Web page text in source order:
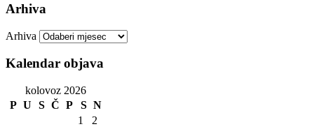
Arhiva
Arhiva
Kalendar objava
kolovoz 2026
P U S Č P S N
1
2